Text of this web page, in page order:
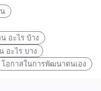
อะไร บ้าง
อะไร บาง
โอกาสในการพัฒนาตนเอง